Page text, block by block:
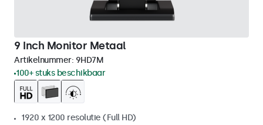
9 Inch Monitor Metaal
Artikelnummer: 9HD7M
100+ stuks beschikbaar
1920 x 1200 resolutie (Full HD)